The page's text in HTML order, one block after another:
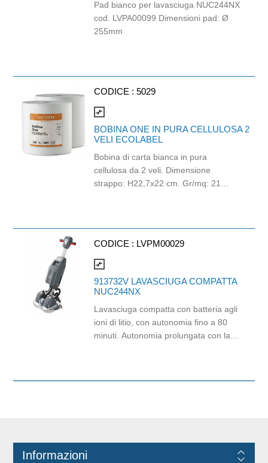
Pad bianco per lavasciuga NUC244NX
cod. LVPA00099 Dimensioni pad: Ø
255mm
CODICE : 5029
compare_arrows
BOBINA ONE IN PURA CELLULOSA 2
VELI ECOLABEL
Bobina di carta bianca in pura
cellulosa da 2 veli. Dimensione
strappo: H22,7x22 cm. Gr/mq: 21
CODICE : LVPM00029
compare_arrows
913732V LAVASCIUGA COMPATTA
NUC244NX
Lavasciuga compatta con batteria agli
ioni di litio, con autonomia fino a 80
minuti. Autonomia prolungata con la
Informazioni